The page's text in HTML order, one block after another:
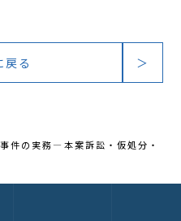
戻る ＞
件の実務―本案訴訟・仮処分・